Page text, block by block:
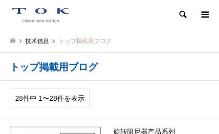
検索
技术信息 トップ掲載用ブログ
トップ掲載用ブログ
28件中 1〜28件を表示
旋转阻尼器产品系列